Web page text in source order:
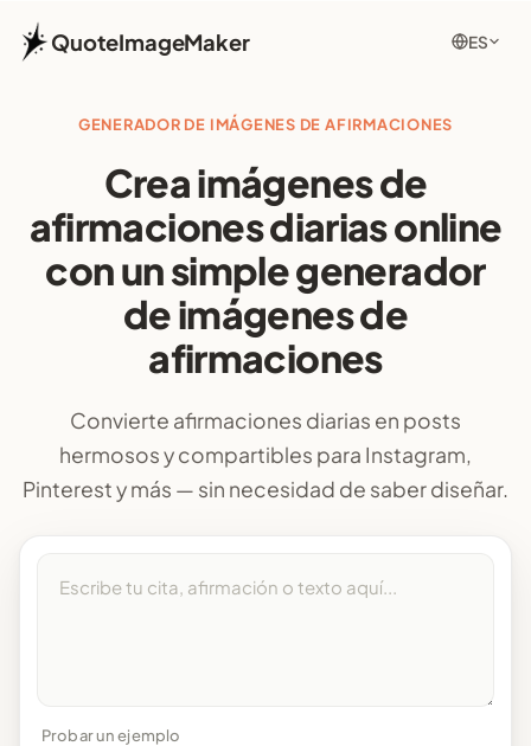
QuoteImageMaker ES
GENERADOR DE IMÁGENES DE AFIRMACIONES
Crea imágenes de
afirmaciones diarias online
con un simple generador
de imágenes de
afirmaciones
Convierte afirmaciones diarias en posts
hermosos y compartibles para Instagram,
Pinterest y más — sin necesidad de saber diseñar.
Probar un ejemplo